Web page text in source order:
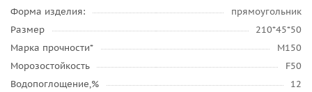
Форма изделия:
прямоугольник
Размер
210*45*50
Марка прочности*
М150
Морозостойкость
F50
Водопоглощение,%
12